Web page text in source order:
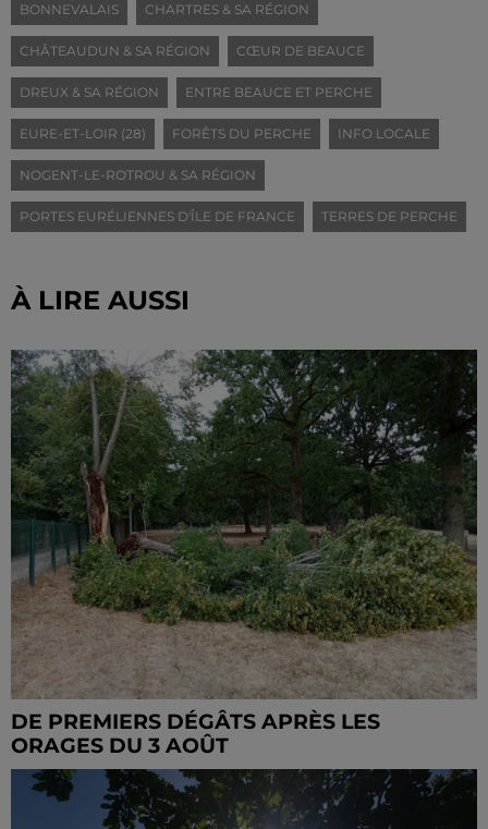
BONNEVALAIS CHARTRES & SA RÉGION
CHÂTEAUDUN & SA RÉGION CŒUR DE BEAUCE
DREUX & SA RÉGION ENTRE BEAUCE ET PERCHE
EURE-ET-LOIR (28) FORÊTS DU PERCHE INFO LOCALE
NOGENT-LE-ROTROU & SA RÉGION
PORTES EURÉLIENNES D'ÎLE DE FRANCE TERRES DE PERCHE
À LIRE AUSSI
DE PREMIERS DÉGÂTS APRÈS LES
ORAGES DU 3 AOÛT